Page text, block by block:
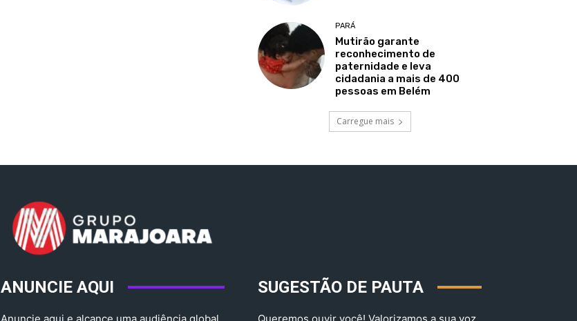
PARÁ
Mutirão garante
reconhecimento de
paternidade e leva
cidadania a mais de 400
pessoas em Belém
Carregue mais
ANUNCIE AQUI SUGESTÃO DE PAUTA